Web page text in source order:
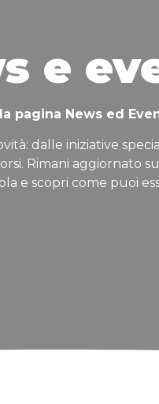
e
pagina News ed
dalle iniziative
Rimani aggiornato
e scopri come puoi